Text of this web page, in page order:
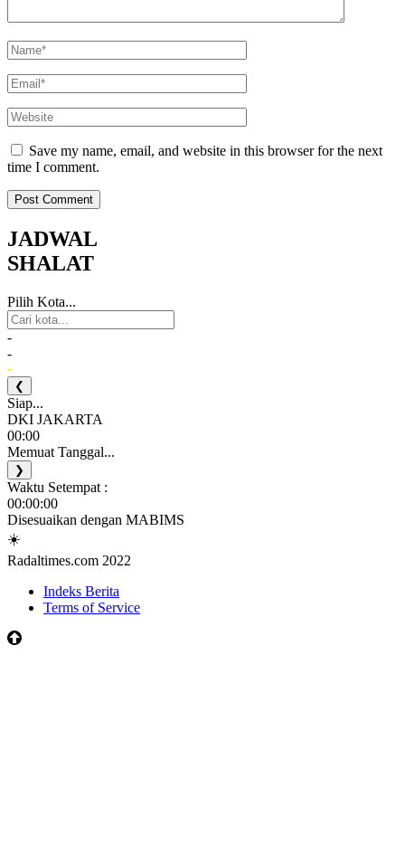
Save my name, email, and website in this browser for the next
time I comment.
JADWAL
SHALAT
Pilih Kota...
-
-
-
❮
Siap...
DKI JAKARTA
00:00
Memuat Tanggal...
❯
Waktu Setempat :
00:00:00
Disesuaikan dengan MABIMS
☀️
Radaltimes.com 2022
Indeks Berita
Terms of Service